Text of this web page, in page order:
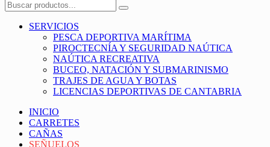
SERVICIOS
PESCA DEPORTIVA MARÍTIMA
PIROCTECNÍA Y SEGURIDAD NAÚTICA
NAÚTICA RECREATIVA
BUCEO, NATACIÓN Y SUBMARINISMO
TRAJES DE AGUA Y BOTAS
LICENCIAS DEPORTIVAS DE CANTABRIA
INICIO
CARRETES
CAÑAS
SEÑUELOS